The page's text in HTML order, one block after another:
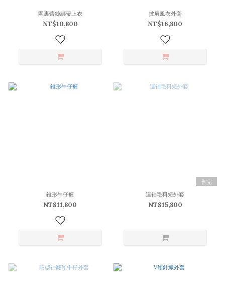
圍裹蕾絲綁帶上衣
NT$10,800
披肩風衣外套
NT$16,800
錐形牛仔褲
NT$11,800
售完
連袖毛料短外套
NT$15,800